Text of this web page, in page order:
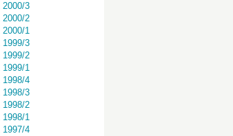
2000/3
2000/2
2000/1
1999/3
1999/2
1999/1
1998/4
1998/3
1998/2
1998/1
1997/4